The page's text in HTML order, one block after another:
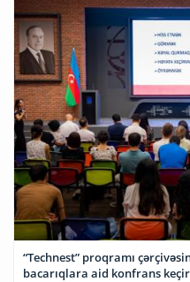
“Technest” proqramı
bacarıqlara aid konfrans